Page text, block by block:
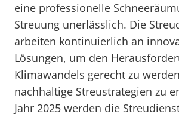
eine professionelle
Streuung unerlässlich. Die
arbeiten kontinuierlich an
Lösungen, um den
Klimawandels gerecht zu
nachhaltige Streustrategien zu
Jahr 2025 werden die